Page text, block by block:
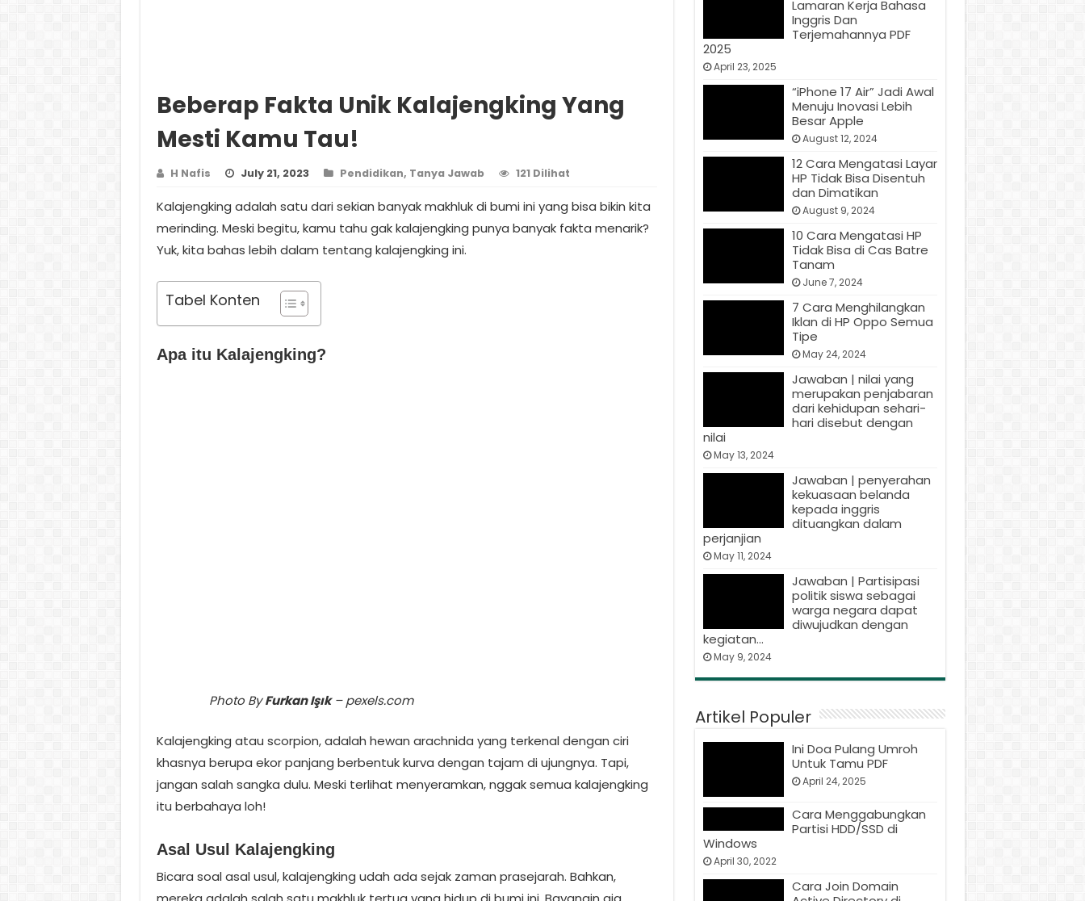
Beberap Fakta Unik Kalajengking Yang
Mesti Kamu Tau!
H Nafis July 21, 2023 Pendidikan, Tanya Jawab 121 Dilihat
Kalajengking adalah satu dari sekian banyak makhluk di bumi ini yang bisa bikin kita
merinding. Meski begitu, kamu tahu gak kalajengking punya banyak fakta menarik?
Yuk, kita bahas lebih dalam tentang kalajengking ini.
Tabel Konten
Apa itu Kalajengking?
Photo ByFurkan Işık– pexels.com
Kalajengking atau scorpion, adalah hewan arachnida yang terkenal dengan ciri
khasnya berupa ekor panjang berbentuk kurva dengan tajam di ujungnya. Tapi,
jangan salah sangka dulu. Meski terlihat menyeramkan, nggak semua kalajengking
itu berbahaya loh!
Asal Usul Kalajengking
Bicara soal asal usul, kalajengking udah ada sejak zaman prasejarah. Bahkan,
Lamaran Kerja Bahasa
Inggris Dan
Terjemahannya PDF
2025
April 23, 2025
“iPhone 17 Air” Jadi Awal
Menuju Inovasi Lebih
Besar Apple
August 12, 2024
12 Cara Mengatasi Layar
HP Tidak Bisa Disentuh
dan Dimatikan
August 9, 2024
10 Cara Mengatasi HP
Tidak Bisa di Cas Batre
Tanam
June 7, 2024
7 Cara Menghilangkan
Iklan di HP Oppo Semua
Tipe
May 24, 2024
Jawaban | nilai yang
merupakan penjabaran
dari kehidupan sehari-
hari disebut dengan
nilai
May 13, 2024
Jawaban | penyerahan
kekuasaan belanda
kepada inggris
dituangkan dalam
perjanjian
May 11, 2024
Jawaban | Partisipasi
politik siswa sebagai
warga negara dapat
diwujudkan dengan
kegiatan…
May 9, 2024
Artikel Populer
Ini Doa Pulang Umroh
Untuk Tamu PDF
April 24, 2025
Cara Menggabungkan
Partisi HDD/SSD di
Windows
April 30, 2022
Cara Join Domain